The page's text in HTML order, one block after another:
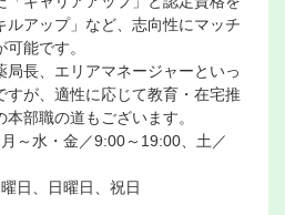
ルアップ」など、志向性にマッチ
能です。
長、エリアマネージャーといっ
すが、適性に応じて教育・在宅推
部職の道もございます。
～水・金／9:00～19:00、土／
日、日曜日、祝日